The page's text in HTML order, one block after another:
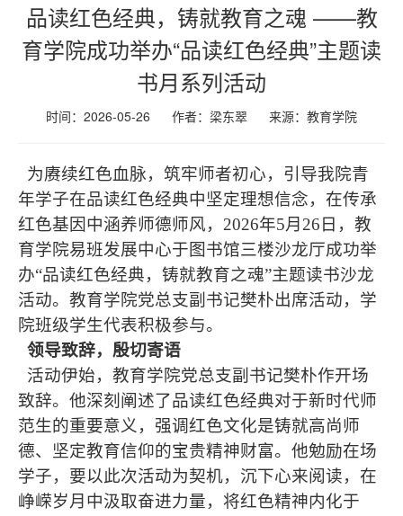
品读红色经典，铸就教育之魂 ——教
育学院成功举办“品读红色经典”主题读
书月系列活动
时间：2026-05-26 作者：梁东翠 来源： 教育学院
为赓续红色血脉，筑牢师者初心，引导我院青
年学子在品读红色经典中坚定理想信念，在传承
红色基因中涵养师德师风，2026年5月26日，教
育学院易班发展中心于图书馆三楼沙龙厅成功举
办“品读红色经典，铸就教育之魂”主题读书沙龙
活动。教育学院党总支副书记樊朴出席活动，学
院班级学生代表积极参与。
领导致辞，殷切寄语
活动伊始，教育学院党总支副书记樊朴作开场
致辞。他深刻阐述了品读红色经典对于新时代师
范生的重要意义，强调红色文化是铸就高尚师
德、坚定教育信仰的宝贵精神财富。他勉励在场
学子，要以此次活动为契机，沉下心来阅读，在
峥嵘岁月中汲取奋进力量，将红色精神内化于